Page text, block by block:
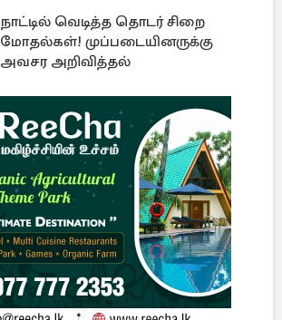
நாட்டில் வெடித்த தொடர் சிறை
மோதல்கள்! முப்படையினருக்கு
அவசர அறிவித்தல்